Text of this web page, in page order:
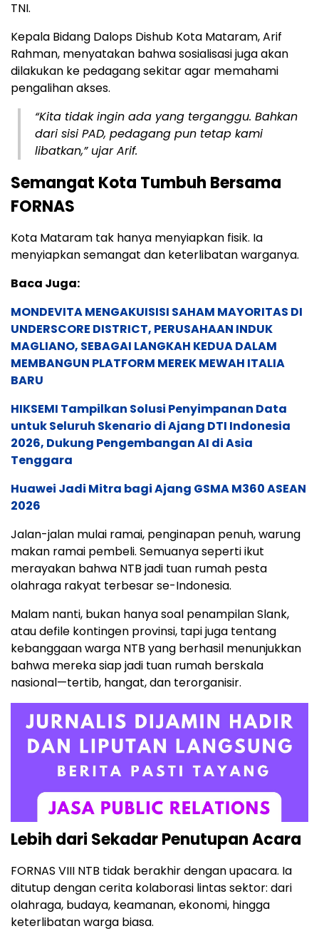
TNI.
Kepala Bidang Dalops Dishub Kota Mataram, Arif
Rahman, menyatakan bahwa sosialisasi juga akan
dilakukan ke pedagang sekitar agar memahami
pengalihan akses.
“Kita tidak ingin ada yang terganggu. Bahkan
dari sisi PAD, pedagang pun tetap kami
libatkan,” ujar Arif.
Semangat Kota Tumbuh Bersama
FORNAS
Kota Mataram tak hanya menyiapkan fisik. Ia
menyiapkan semangat dan keterlibatan warganya.
Baca Juga:
MONDEVITA MENGAKUISISI SAHAM MAYORITAS DI
UNDERSCORE DISTRICT, PERUSAHAAN INDUK
MAGLIANO, SEBAGAI LANGKAH KEDUA DALAM
MEMBANGUN PLATFORM MEREK MEWAH ITALIA
BARU
HIKSEMI Tampilkan Solusi Penyimpanan Data
untuk Seluruh Skenario di Ajang DTI Indonesia
2026, Dukung Pengembangan AI di Asia
Tenggara
Huawei Jadi Mitra bagi Ajang GSMA M360 ASEAN
2026
Jalan-jalan mulai ramai, penginapan penuh, warung
makan ramai pembeli. Semuanya seperti ikut
merayakan bahwa NTB jadi tuan rumah pesta
olahraga rakyat terbesar se-Indonesia.
Malam nanti, bukan hanya soal penampilan Slank,
atau defile kontingen provinsi, tapi juga tentang
kebanggaan warga NTB yang berhasil menunjukkan
bahwa mereka siap jadi tuan rumah berskala
nasional—tertib, hangat, dan terorganisir.
Lebih dari Sekadar Penutupan Acara
FORNAS VIII NTB tidak berakhir dengan upacara. Ia
ditutup dengan cerita kolaborasi lintas sektor: dari
olahraga, budaya, keamanan, ekonomi, hingga
keterlibatan warga biasa.